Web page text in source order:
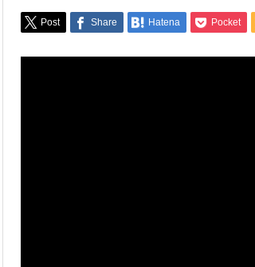
Post Share Hatena Pocket